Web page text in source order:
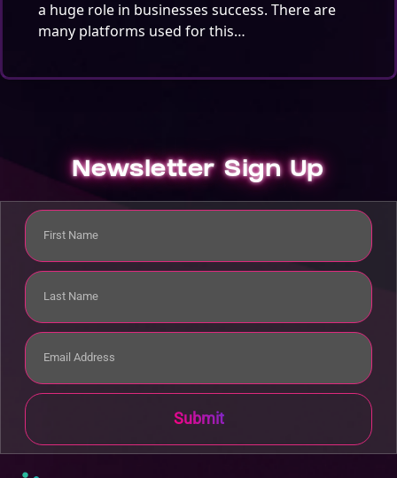
a huge role in businesses success. There are
many platforms used for this…
Newsletter Sign Up
Submit